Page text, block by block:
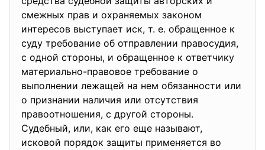
смежных прав и охраняемых законом
интересов выступает иск, т. е. обращенное к
суду требование об отправлении правосудия,
с одной стороны, и обращенное к ответчику
материально-правовое требование о
выполнении лежащей на нем обязанности или
о признании наличия или отсутствия
правоотношения, с другой стороны.
Судебный, или, как его еще называют,
исковой порядок защиты применяется во